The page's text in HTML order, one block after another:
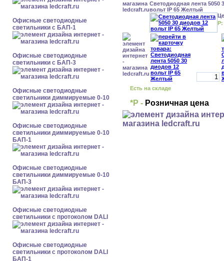
Офисные светодиодные
светильники с БАП-1
Офисные светодиодные
светильники с БАП-3
Офисные светодиодные
светильники диммируемые 0-10
Офисные светодиодные
светильники диммируемые 0-10
БАП-1
Офисные светодиодные
светильники диммируемые 0-10
БАП-3
Офисные светодиодные
светильники с протоколом DALI
Офисные светодиодные
светильники с протоколом DALI
БАП-1
Светодиодная лента 5050
вольт IP 65 Желтый
Р:
Есть на складе
*Р - Розничная цена